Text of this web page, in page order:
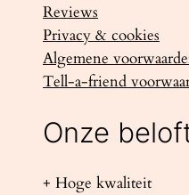
Reviews
Privacy & cookies
Algemene
Tell-a-friend
Onze
+ Hoge kwaliteit